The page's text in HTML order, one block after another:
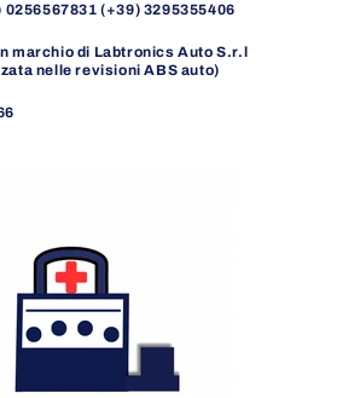
0256567831 (+39) 3295355406
marchio di Labtronics Auto S.r.l
nelle revisioni ABS auto)